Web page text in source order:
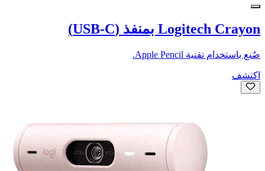
Logitech Crayon بمنفذ (USB-C)
صُنع باستخدام تقنية Apple Pencil.
اكتشف